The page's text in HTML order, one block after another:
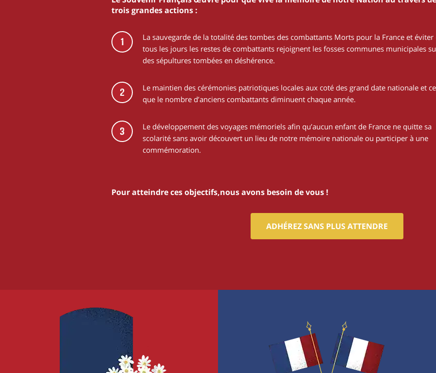
trois grandes actions :
1
La sauvegarde de la totalité des tombes des combattants Morts pour la France et éviter
tous les jours les restes de combattants rejoignent les fosses communes municipales
des sépultures tombées en déshérence.
2
Le maintien des cérémonies patriotiques locales aux coté des grand date nationale et
que le nombre d’anciens combattants diminuent chaque année.
3
Le développement des voyages mémoriels afin qu’aucun enfant de France ne quitte sa
scolarité sans avoir découvert un lieu de notre mémoire nationale ou participer à une
commémoration.
Pour atteindre ces objectifs,nous avons besoin de vous !
ADHÉREZ SANS PLUS ATTENDRE